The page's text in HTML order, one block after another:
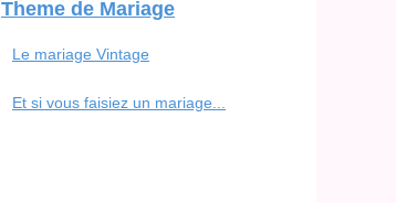
Theme de Mariage
Le mariage Vintage
Et si vous faisiez un mariage...